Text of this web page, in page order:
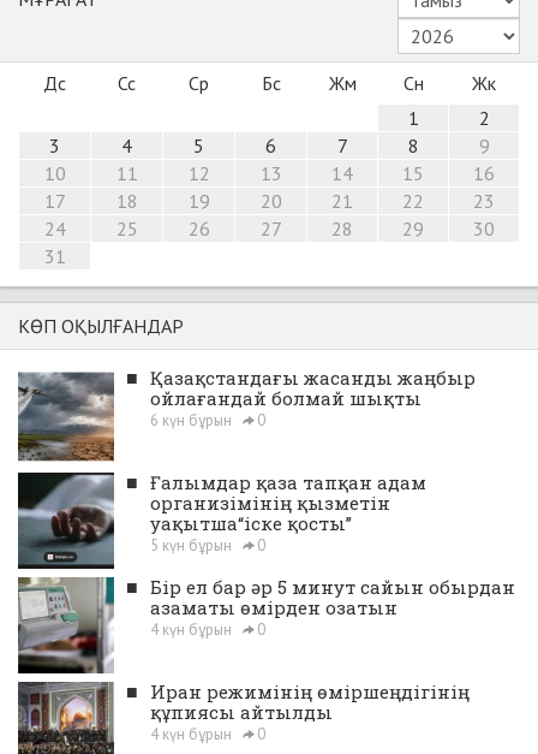
Дс Сс Ср Бс Жм Сн
Жк
1
2
3
4 5 6 7 8
9
10
11 12 13 14 15
16
17
18 19 20 21 22
23
24
25 26 27 28 29
30
31
КӨП ОҚЫЛҒАНДАР
■ Қазақстандағы жасанды жаңбыр
ойлағандай болмай шықты
6 күн бұрын 0
■ Ғалымдар қаза тапқан адам
организімінің қызметін
уақытша“іске қосты”
5 күн бұрын 0
■ Бір ел бар әр 5 минут сайын обырдан
азаматы өмірден озатын
4 күн бұрын 0
■ Иран режимінің өміршеңдігінің
құпиясы айтылды
4 күн бұрын 0